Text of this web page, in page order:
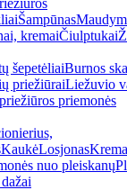
Šampūnas
kremaiČiulptukai
šepetėliaiBurnos
priežiūraiLiežuvio
priemonės
KaukėLosjonas
nuo pleiskanų